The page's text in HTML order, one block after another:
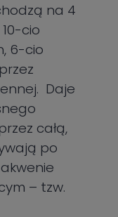
na 4
cio
6-cio
Daje
całą,
po
– tzw.